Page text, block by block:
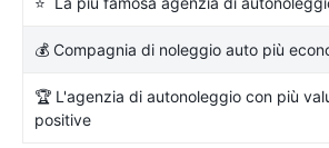
💰 Compagnia di noleggio auto più
🏆 L'agenzia di autonoleggio con più
positive